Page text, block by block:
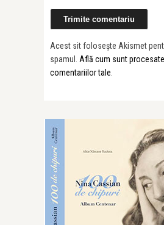
Acest sit folosește Akismet
spamul. Află cum sunt
comentariilor tale.